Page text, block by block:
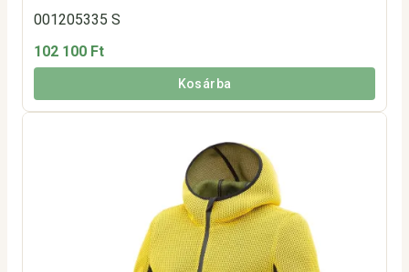
001205335 S
102 100 Ft
Kosárba